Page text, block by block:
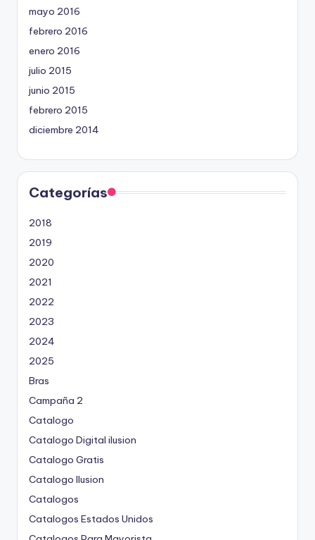
mayo 2016
febrero 2016
enero 2016
julio 2015
junio 2015
febrero 2015
diciembre 2014
Categorías
2018
2019
2020
2021
2022
2023
2024
2025
Bras
Campaña 2
Catalogo
Catalogo Digital ilusion
Catalogo Gratis
Catalogo Ilusion
Catalogos
Catalogos Estados Unidos